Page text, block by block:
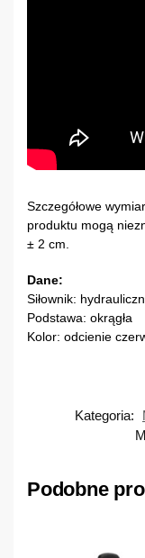
Szczegółowe
produktu mogą
± 2 cm.
Dane:
Siłownik:
Podstawa: okrągła
Kolor: odcienie
Kategoria:
Podobne